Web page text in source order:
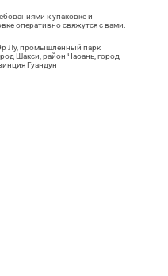
к упаковке и
оперативно свяжутся с вами.
Лу, промышленный парк
Шакси, район Чаоань, город
Гуандун